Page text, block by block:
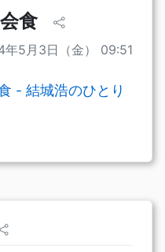
食
年5月3日（金） 09:51
- 結城浩のひとり